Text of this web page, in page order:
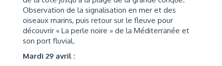
Observation de la signalisation en mer et des
oiseaux marins, puis retour sur le fleuve pour
découvrir « La perle noire » de la Méditerranée et
son port fluvial.
Mardi 29 avril :